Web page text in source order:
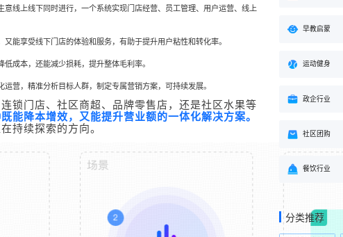
意线上线下同时进行，一个系统实现门店经营、员工管理、用户运营、线上
能享受线下门店的体验和服务，有助于提升用户粘性和转化率。
成本，还能减少损耗，提升整体毛利率。
运营，精准分析目标人群，制定专属营销方案，可持续发展。
锁门店、社区商超、品牌零售店，还是社区水果等
能降本增效，又能提升营业额的一体化解决方案。
持续探索的方向。
早教启蒙
运动健身
政企行业
社区团购
餐饮行业
分类推荐